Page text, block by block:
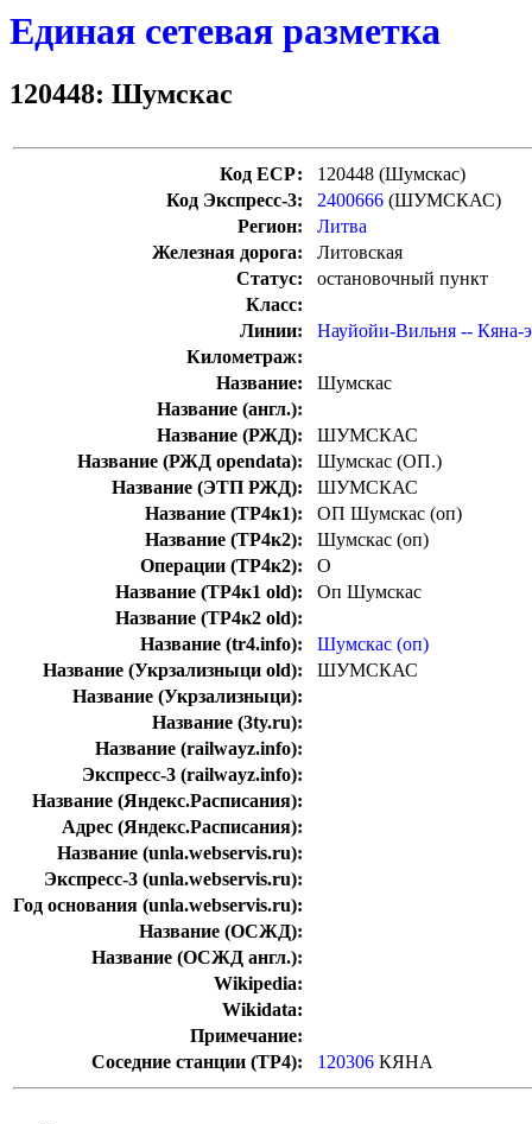
Единая сетевая разметка
120448: Шумскас
Код ЕСР:
120448 (Шумскас)
Код Экспресс-3:
2400666 (ШУМСКАС)
Регион:
Литва
Железная дорога:
Литовская
Статус:
остановочный пункт
Класс:
Линии:
Науйойи-Вильня -- Кяна-
Километраж:
Название:
Шумскас
Название (англ.):
Название (РЖД):
ШУМСКАС
Название (РЖД opendata):
Шумскас (ОП.)
Название (ЭТП РЖД):
ШУМСКАС
Название (ТР4к1):
ОП Шумскас (оп)
Название (ТР4к2):
Шумскас (оп)
Операции (ТР4к2):
О
Название (ТР4к1 old):
Оп Шумскас
Название (ТР4к2 old):
Название (tr4.info):
Шумскас (оп)
Название (Укрзализныци old):
ШУМСКАС
Название (Укрзализныци):
Название (3ty.ru):
Название (railwayz.info):
Экспресс-3 (railwayz.info):
Название (Яндекс.Расписания):
Адрес (Яндекс.Расписания):
Название (unla.webservis.ru):
Экспресс-3 (unla.webservis.ru):
Год основания (unla.webservis.ru):
Название (ОСЖД):
Название (ОСЖД англ.):
Wikipedia:
Wikidata:
Примечание:
Соседние станции (ТР4):
120306 КЯНА